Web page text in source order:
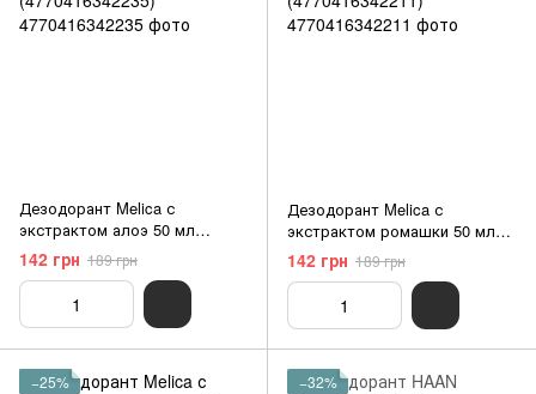
Дезодорант Melica с
экстрактом алоэ 50 мл
(4770416342235)
142 грн 189 грн
Дезодорант Melica с
экстрактом ромашки 50 мл
(4770416342211)
142 грн 189 грн
−25% −32%